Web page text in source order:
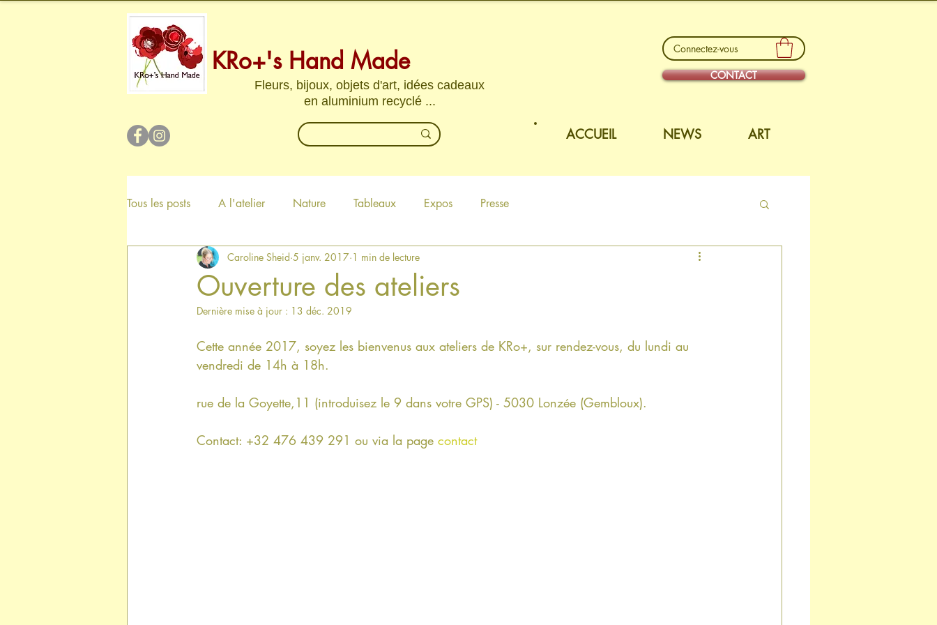
KRo+'s Hand Made
Fleurs, bijoux, objets d'art, idées cadeaux
en aluminium recyclé ...
Connectez-vous
CONTACT
ACCUEIL NEWS ART
Tous les posts A l'atelier Nature Tableaux Expos Presse
Ouverture des ateliers
Caroline Sheid 5 janv. 2017 1 min de lecture
Dernière mise à jour : 13 déc. 2019
Cette année 2017, soyez les bienvenus aux ateliers de KRo+, sur rendez-vous, du lundi au
vendredi de 14h à 18h.
rue de la Goyette,11 (introduisez le 9 dans votre GPS) - 5030 Lonzée (Gembloux).
Contact: +32 476 439 291 ou via la page contact